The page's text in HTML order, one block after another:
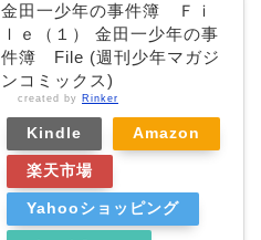
金田一少年の事件簿 Ｆｉ
ｌｅ（１） 金田一少年の事
件簿 File (週刊少年マガジ
ンコミックス)
created by Rinker
Kindle Amazon
楽天市場
Yahooショッピング